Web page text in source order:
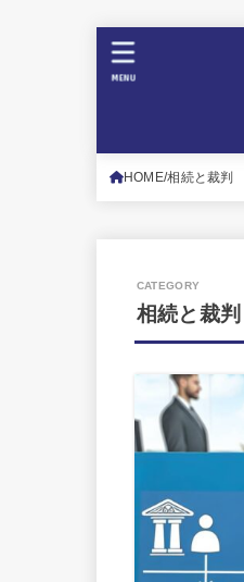
MENU
HOME 相続と裁判
相続と裁判